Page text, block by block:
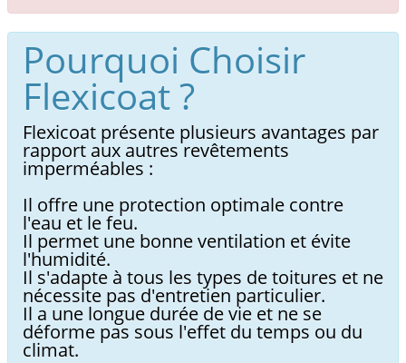
Pourquoi Choisir
Flexicoat ?
Flexicoat présente plusieurs avantages par
rapport aux autres revêtements
imperméables :
Il offre une protection optimale contre
l'eau et le feu.
Il permet une bonne ventilation et évite
l'humidité.
Il s'adapte à tous les types de toitures et ne
nécessite pas d'entretien particulier.
Il a une longue durée de vie et ne se
déforme pas sous l'effet du temps ou du
climat.